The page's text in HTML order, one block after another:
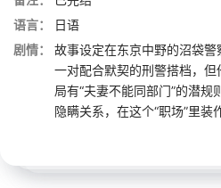
语言：
日语
剧情：
故事设定在东京中野的沼袋
一对配合默契的刑警搭档，
局有“夫妻不能同部门”的潜
隐瞒关系，在这个“职场”里装